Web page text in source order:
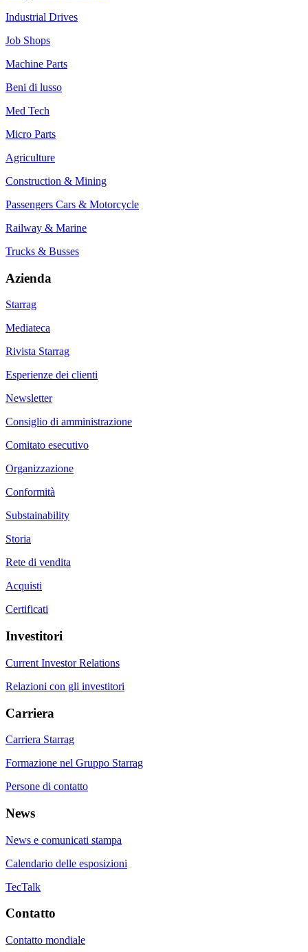
Industrial Drives
Job Shops
Machine Parts
Beni di lusso
Med Tech
Micro Parts
Agriculture
Construction & Mining
Passengers Cars & Motorcycle
Railway & Marine
Trucks & Busses
Azienda
Starrag
Mediateca
Rivista Starrag
Esperienze dei clienti
Newsletter
Consiglio di amministrazione
Comitato esecutivo
Organizzazione
Conformità
Substainability
Storia
Rete di vendita
Acquisti
Certificati
Investitori
Current Investor Relations
Relazioni con gli investitori
Carriera
Carriera Starrag
Formazione nel Gruppo Starrag
Persone di contatto
News
News e comunicati stampa
Calendario delle esposizioni
TecTalk
Contatto
Contatto mondiale